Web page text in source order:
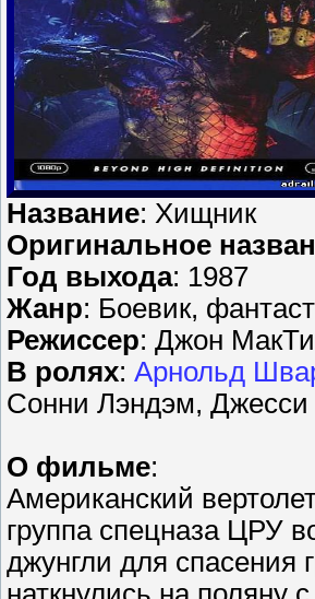
Название: Хищник
Оригинальное
Год выхода: 1987
Жанр: Боевик,
Режиссер: Джон
В ролях: Арнольд
Сонни Лэндэм, Джесси
О фильме:
Американский
группа спецназа ЦРУ
джунгли для спасения